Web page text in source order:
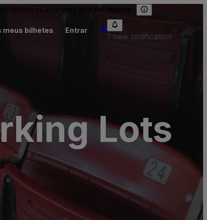
ou inferiores ao valor nominal.
meus bilhetes Entrar
1 new notification
Lots